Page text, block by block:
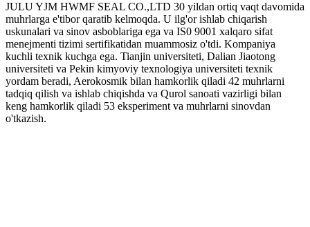
JULU YJM HWMF SEAL CO.,LTD 30 yildan ortiq vaqt davomida
muhrlarga e'tibor qaratib kelmoqda. U ilg'or ishlab chiqarish
uskunalari va sinov asboblariga ega va IS0 9001 xalqaro sifat
menejmenti tizimi sertifikatidan muammosiz o'tdi. Kompaniya
kuchli texnik kuchga ega. Tianjin universiteti, Dalian Jiaotong
universiteti va Pekin kimyoviy texnologiya universiteti texnik
yordam beradi, Aerokosmik bilan hamkorlik qiladi 42 muhrlarni
tadqiq qilish va ishlab chiqishda va Qurol sanoati vazirligi bilan
keng hamkorlik qiladi 53 eksperiment va muhrlarni sinovdan
o'tkazish.